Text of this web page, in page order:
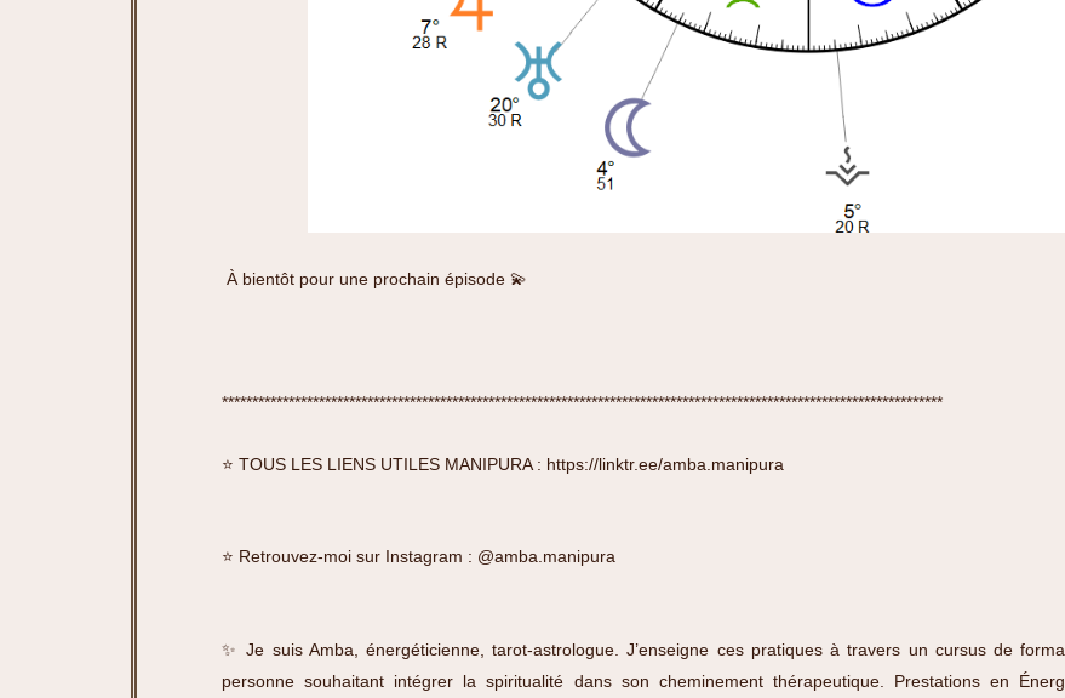
À bientôt pour une prochain épisode 💫
***********************************************************************************************************************
⭐️ TOUS LES LIENS UTILES MANIPURA : https://linktr.ee/amba.manipura
⭐️ Retrouvez-moi sur Instagram : @amba.manipura
✨ Je suis Amba, énergéticienne, tarot-astrologue. J’enseigne ces pratiques à travers un cursus de
personne souhaitant intégrer la spiritualité dans son cheminement thérapeutique. Prestations en